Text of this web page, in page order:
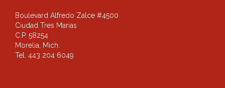
Boulevard Alfredo Zalce #4500
Ciudad Tres Marias
C.P. 58254
Morelia, Mich.
Tel. 443 204 6049